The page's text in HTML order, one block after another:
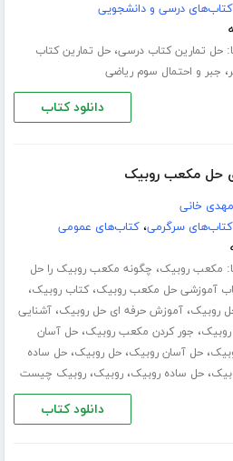
کتاب‌های درسی و دانشجویی
حل تمارین کتاب درسی،حل تمارین کتاب
، جبر و احتمال سوم ریاضی
دانلود کتاب
حل مکعب روبیک
خانی
کتاب‌های سرگرمی،کتاب‌های عمومی
مکعب روبیک، چگونه مکعب روبیک را حل
آموزشی حل مکعب روبیک،کتاب روبیک،
روبیک،آموزش حرفه ای حل روبیک،آشنایی
، جور کردن مکعب روبیک،حل آسان
،حل آسان روبیک،حل روبیک،حل ساده
،حل ساده روبیک،روبیک،روبیک چیست
دانلود کتاب